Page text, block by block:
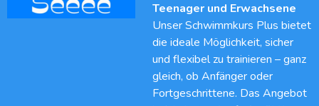
Teenager und Erwachsene
Unser Schwimmkurs Plus bietet
die ideale Möglichkeit, sicher
und flexibel zu trainieren – ganz
gleich, ob Anfänger oder
Fortgeschrittene. Das Angebot